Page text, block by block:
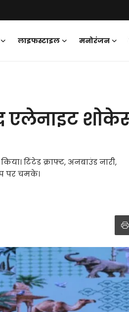
लाइफस्टाइल मनोरंजन
एलेनाइट
टिंटेड क्राफ्ट, अनबाउंड नारी,
पर चमके।